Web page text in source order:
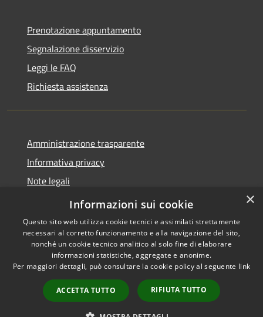
Prenotazione appuntamento
Segnalazione disservizio
Leggi le FAQ
Richiesta assistenza
Amministrazione trasparente
Informativa privacy
Note legali
Dichiarazione di accessibilità
Accessibilità
Copyright © 2026 • Comune di
Santo Stefano di Cadore •
Powered byMunicipium
Accesso redazione
×
Informazioni sui cookie
Questo sito web utilizza cookie tecnici e assimilati strettamente
necessari al corretto funzionamento e alla navigazione del sito,
nonché un cookie tecnico analitico al solo fine di elaborare
informazioni statistiche, aggregate e anonime.
Per maggiori dettagli, può consultare la cookie policy al seguente link
ACCETTA TUTTO RIFIUTA TUTTO